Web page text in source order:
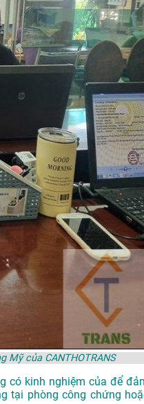
Mỹ của CANTHOTRANS
có kinh nghiệm của để
tại phòng công chứng